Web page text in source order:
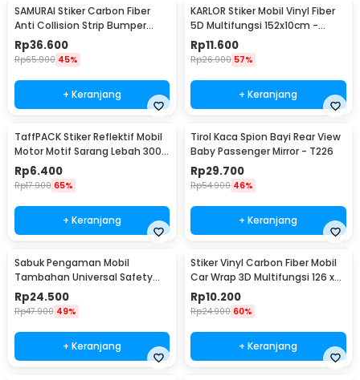
SAMURAI Stiker Carbon Fiber
Anti Collision Strip Bumper
Mobil 2.5M - TY354
Rp36.600
Rp65.900 45%
+ Keranjang
KARLOR Stiker Mobil Vinyl Fiber
5D Multifungsi 152x10cm -
TAA749
Rp11.600
Rp26.900 57%
+ Keranjang
TaffPACK Stiker Reflektif Mobil
Motor Motif Sarang Lebah 300 x
5 CM - ZA5800
Rp6.400
Rp17.900 65%
+ Keranjang
Tirol Kaca Spion Bayi Rear View
Baby Passenger Mirror - T226
Rp29.700
Rp54.900 46%
+ Keranjang
Sabuk Pengaman Mobil
Tambahan Universal Safety
Belt Extender - 2104
Rp24.500
Rp47.900 49%
+ Keranjang
Stiker Vinyl Carbon Fiber Mobil
Car Wrap 3D Multifungsi 126 x
30 cm
Rp10.200
Rp24.900 60%
+ Keranjang